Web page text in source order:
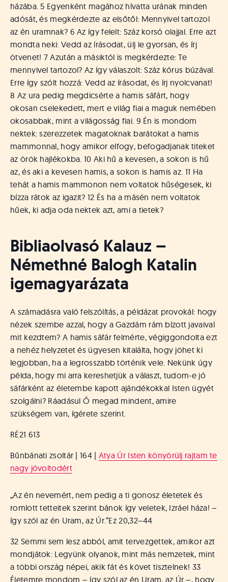
p
j
a
házába. 5 Egyenként magához hívatta urának minden
adósát, és megkérdezte az elsőtől: Mennyivel tartozol
az én uramnak? 6 Az így felelt: Száz korsó olajjal. Erre azt
mondta neki: Vedd az írásodat, ülj le gyorsan, és írj
ötvenet! 7 Azután a másiktól is megkérdezte: Te
mennyivel tartozol? Az így válaszolt: Száz kórus búzával.
Erre így szólt hozzá: Vedd az írásodat, és írj nyolcvanat!
8 Az ura pedig megdicsérte a hamis sáfárt, hogy
okosan cselekedett, mert e világ fiai a maguk nemében
okosabbak, mint a világosság fiai. 9 Én is mondom
nektek: szerezzetek magatoknak barátokat a hamis
mammonnal, hogy amikor elfogy, befogadjanak titeket
az örök hajlékokba. 10 Aki hű a kevesen, a sokon is hű
az, és aki a kevesen hamis, a sokon is hamis az. 11 Ha
tehát a hamis mammonon nem voltatok hűségesek, ki
bízza rátok az igazit? 12 És ha a másén nem voltatok
hűek, ki adja oda nektek azt, ami a tietek?
Bibliaolvasó Kalauz –
Némethné Balogh Katalin
igemagyarázata
A számadásra való felszólítás, a példázat provokál: hogy
nézek szembe azzal, hogy a Gazdám rám bízott javaival
mit kezdtem? A hamis sáfár felmérte, végiggondolta ezt
a nehéz helyzetet és ügyesen kitalálta, hogy jöhet ki
legjobban, ha a legrosszabb történik vele. Nekünk úgy
példa, hogy mi arra kereshetjük a választ, tudom-e jó
sáfárként az életembe kapott ajándékokkal Isten ügyét
szolgálni? Ráadásul Ő megad mindent, amire
szükségem van, ígérete szerint.
RÉ21 613
Bűnbánati zsoltár | 164 | Atya Úr Isten könyörülj rajtam te
nagy jóvoltodért
„Az én nevemért, nem pedig a ti gonosz életetek és
romlott tetteitek szerint bánok így veletek, Izráel háza! –
így szól az én Uram, az Úr.”Ez 20,32–44
32 Semmi sem lesz abból, amit tervezgettek, amikor azt
mondjátok: Legyünk olyanok, mint más nemzetek, mint
a többi ország népei, akik fát és követ tisztelnek! 33
Életemre mondom – így szól az én Uram, az Úr –, hogy